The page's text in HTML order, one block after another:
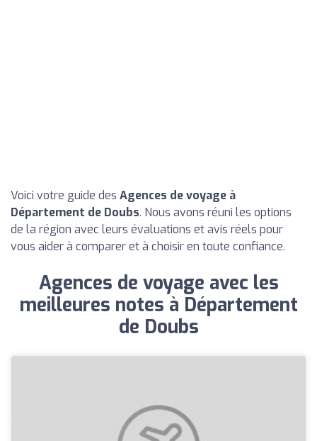
Voici votre guide des Agences de voyage à
Département de Doubs. Nous avons réuni les options
de la région avec leurs évaluations et avis réels pour
vous aider à comparer et à choisir en toute confiance.
Agences de voyage avec les
meilleures notes à Département
de Doubs